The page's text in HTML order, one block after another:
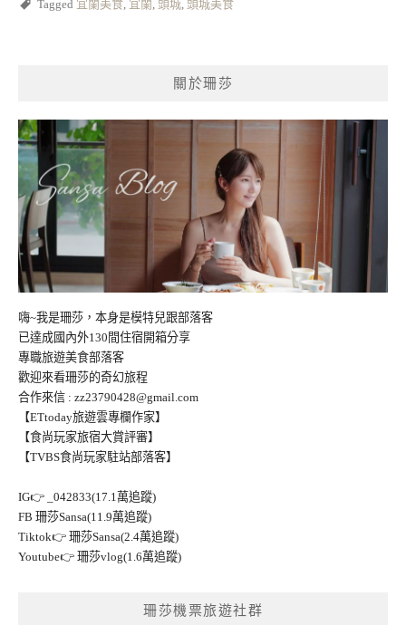
Tagged 宜蘭美食 宜蘭 頭城 頭城美食
關於珊莎
嗨~我是珊莎，本身是模特兒跟部落客
已達成國內外130間住宿開箱分享
專職旅遊美食部落客
歡迎來看珊莎的奇幻旅程
合作來信 : zz23790428@gmail.com
【ETtoday旅遊雲專欄作家】
【食尚玩家旅宿大賞評審】
【TVBS食尚玩家駐站部落客】
IG👉
_042833(17.1萬追蹤)
FB 珊莎Sansa(11.9萬追蹤)
Tiktok👉 珊莎Sansa(2.4萬追蹤)
Youtube👉 珊莎vlog(1.6萬追蹤)
珊莎機票旅遊社群